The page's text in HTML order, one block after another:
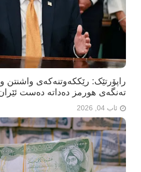
راپۆرتێک: رێککەوتنەکەی واشنتن
تەنگەی هورمز دەداتە دەست
ئاب 04, 2026